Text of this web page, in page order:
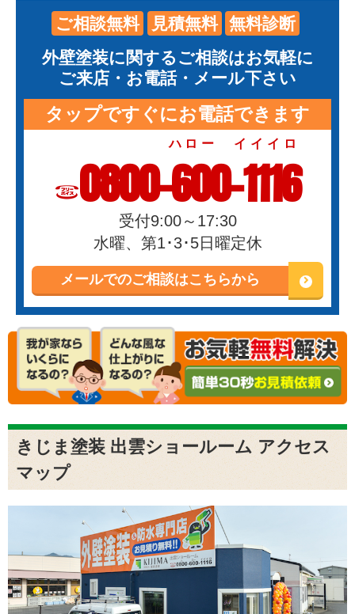
ご相談無料 見積無料
無料診断
外壁塗装に関するご相談はお気軽に
ご来店・お電話・メール下さい
タップですぐにお電話できます
0800-600-1116
ハロー イイイロ
受付9:00～17:30
水曜、第1･3･5日曜定休
メールでのご相談はこちらから
きじま塗装 出雲ショールーム アクセス
マップ